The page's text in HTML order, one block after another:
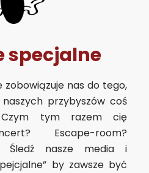
specjalne
zobowiązuje nas do tego,
przybyszów coś
Czym tym razem cię
Escape-room?
Śledź nasze media i
by zawsze być